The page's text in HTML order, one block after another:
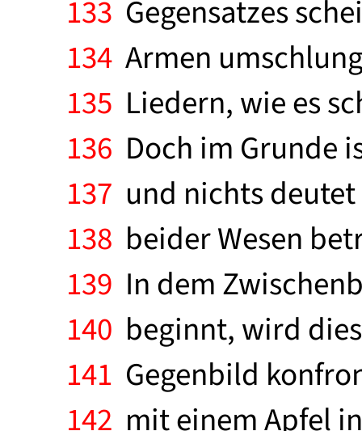
133 Gegensatzes
134 Armen
135 Liedern, wie es
136 Doch im Grunde
137 und nichts
138 beider Wesen
139 In dem
140 beginnt, wird
141 Gegenbild
142 mit einem Apfel